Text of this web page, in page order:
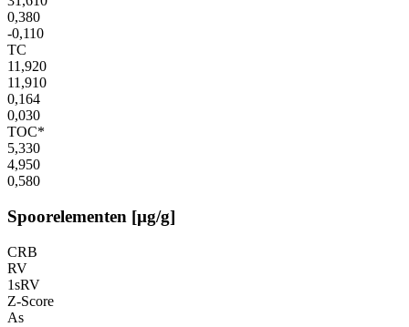
0,380
-0,110
TC
11,920
11,910
0,164
0,030
TOC*
5,330
4,950
0,580
Spoorelementen [µg/g]
CRB
RV
1sRV
Z-Score
As